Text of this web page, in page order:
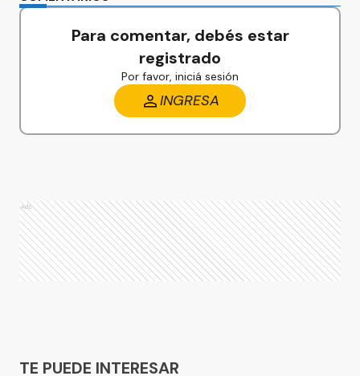
Para comentar, debés estar
registrado
Por favor, iniciá sesión
INGRESA
Ads
TE PUEDE INTERESAR